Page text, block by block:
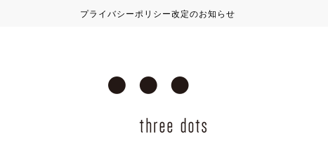
プライバシーポリシー改定のお知らせ